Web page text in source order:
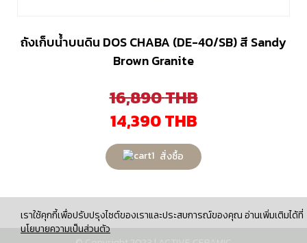
ถังเก็บน้ำบนดิน DOS CHABA (DE-40/SB) สี Sandy
Brown Granite
16,890THB
14,390THB
สั่งซื้อ
เราใช้คุกกี้เพื่อปรับปรุงไซต์ของเราและประสบการณ์ของคุณ อ่านเพิ่มเติมได้ที่
นโยบายความเป็นส่วนตัว